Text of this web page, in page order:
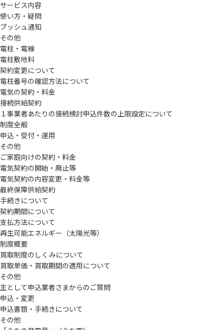
サービス内容
使い方・疑問
プッシュ通知
その他
電柱・電線
電柱敷地料
契約変更について
電柱番号の確認方法について
電気の契約・料金
接続供給契約
１事業者あたりの接続検討申込件数の上限設定について
制度全般
申込・受付・運用
その他
ご家庭向けの契約・料金
電気契約の開始・廃止等
電気契約の内容変更・料金等
最終保障供給契約
手続きについて
契約期間について
支払方法について
再生可能エネルギー（太陽光等）
制度概要
買取制度のしくみについて
買取単価・買取期間の適用について
その他
主として申込業者さまからのご質問
申込・変更
申込書類・手続きについて
その他